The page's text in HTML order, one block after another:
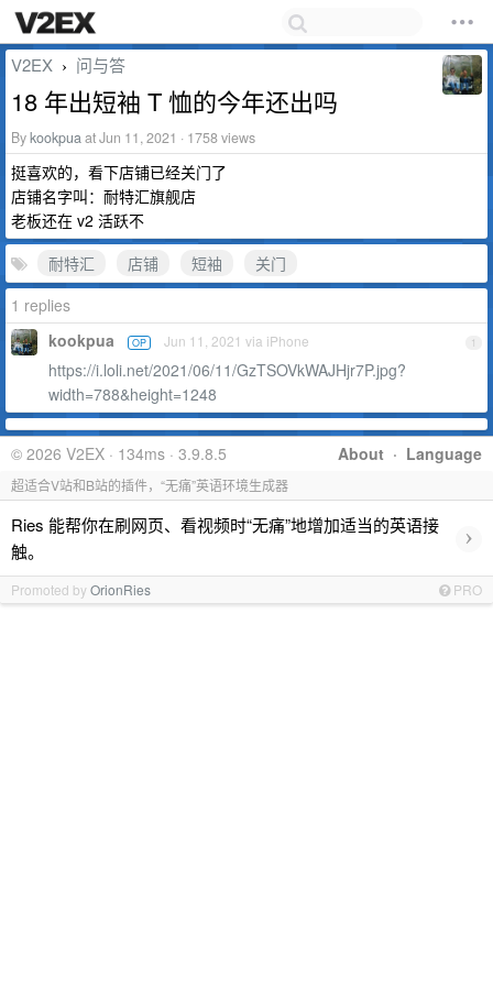
V2EX › 问与答
18 年出短袖 T 恤的今年还出吗
Bykookpuaat Jun 11, 2021 · 1758 views
挺喜欢的，看下店铺已经关门了
店铺名字叫：耐特汇旗舰店
老板还在 v2 活跃不
耐特汇
店铺 短袖
关门
1 replies
1
kookpua OP Jun 11, 2021 via iPhone
https://i.loli.net/2021/06/11/GzTSOVkWAJHjr7P.jpg?
width=788&height=1248
About · Language
© 2026 V2EX · 134ms · 3.9.8.5
超适合V站和B站的插件，“无痛”英语环境生成器
Ries 能帮你在刷网页、看视频时“无痛”地增加适当的英语接
触。
›
Promoted byOrionRies PRO